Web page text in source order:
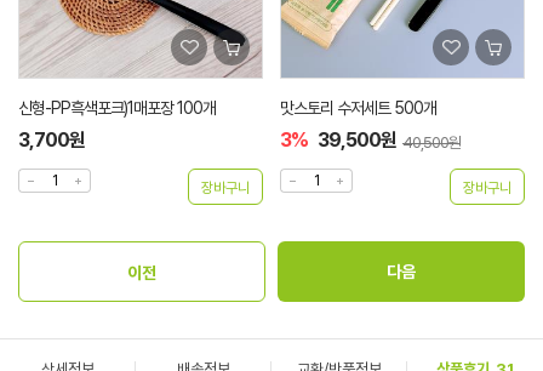
신형-PP흑색포크)1매포장 100개
3,700원
맛스토리 수저세트 500개
3% 39,500원 40,500원